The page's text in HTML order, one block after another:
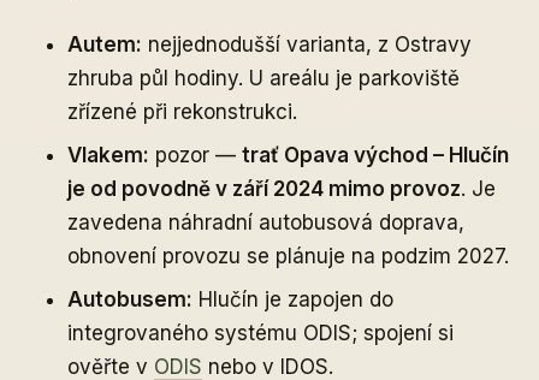
Autem: nejjednodušší varianta, z Ostravy
zhruba půl hodiny. U areálu je parkoviště
zřízené při rekonstrukci.
Vlakem: pozor — trať Opava východ – Hlučín
je od povodně v září 2024 mimo provoz. Je
zavedena náhradní autobusová doprava,
obnovení provozu se plánuje na podzim 2027.
Autobusem: Hlučín je zapojen do
integrovaného systému ODIS; spojení si
ověřte v ODIS nebo v IDOS.